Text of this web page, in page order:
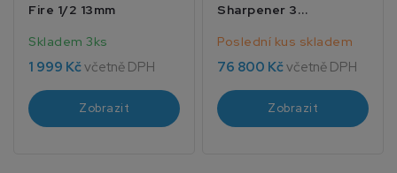
Fire 1/2 13mm
Skladem 3ks
1 999 Kčvčetně DPH
Zobrazit
Sharpener 3
Poslední kus skladem
76 800 Kčvčetně DPH
Zobrazit